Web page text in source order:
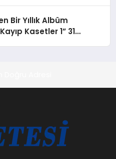
Bir Yıllık Albüm
Kasetler 1” 31